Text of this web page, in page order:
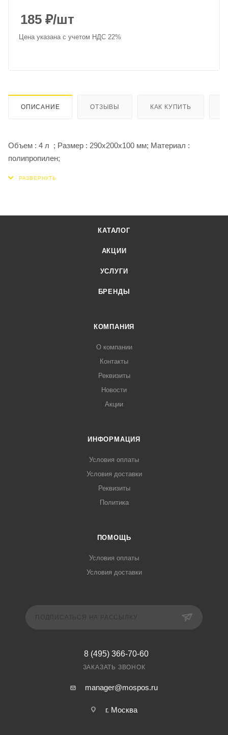
185 ₽/шт
Цена указана с учетом НДС 22%
ОПИСАНИЕ ОТЗЫВЫ КАК КУПИТЬ
Объем : 4 л ; Размер : 290х200х100 мм; Материал :
полипропилен;
КАТАЛОГ
АКЦИИ
УСЛУГИ
БРЕНДЫ
КОМПАНИЯ
О компании
Контакты
Реквизиты
Новости
Акции
ИНФОРМАЦИЯ
Условия оплаты
Условия доставки
Реквизиты
Политика
ПОМОЩЬ
Условия оплаты
Условия доставки
8 (495) 366-70-60
ЗАКАЗАТЬ ЗВОНОК
manager@mospos.ru
г. Москва